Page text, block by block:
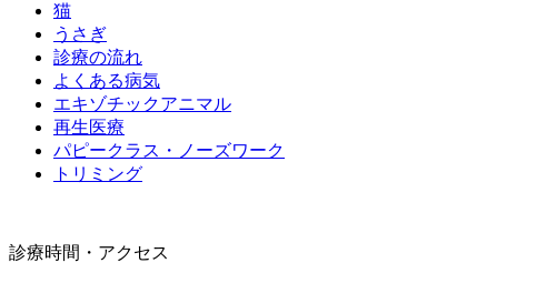
猫
うさぎ
診療の流れ
よくある病気
エキゾチックアニマル
再生医療
パピークラス・ノーズワーク
トリミング
診療時間・アクセス